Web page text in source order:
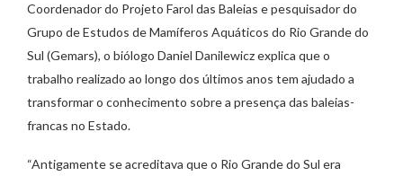
Coordenador do Projeto Farol das Baleias e pesquisador do
Grupo de Estudos de Mamíferos Aquáticos do Rio Grande do
Sul (Gemars), o biólogo Daniel Danilewicz explica que o
trabalho realizado ao longo dos últimos anos tem ajudado a
transformar o conhecimento sobre a presença das baleias-
francas no Estado.
“Antigamente se acreditava que o Rio Grande do Sul era